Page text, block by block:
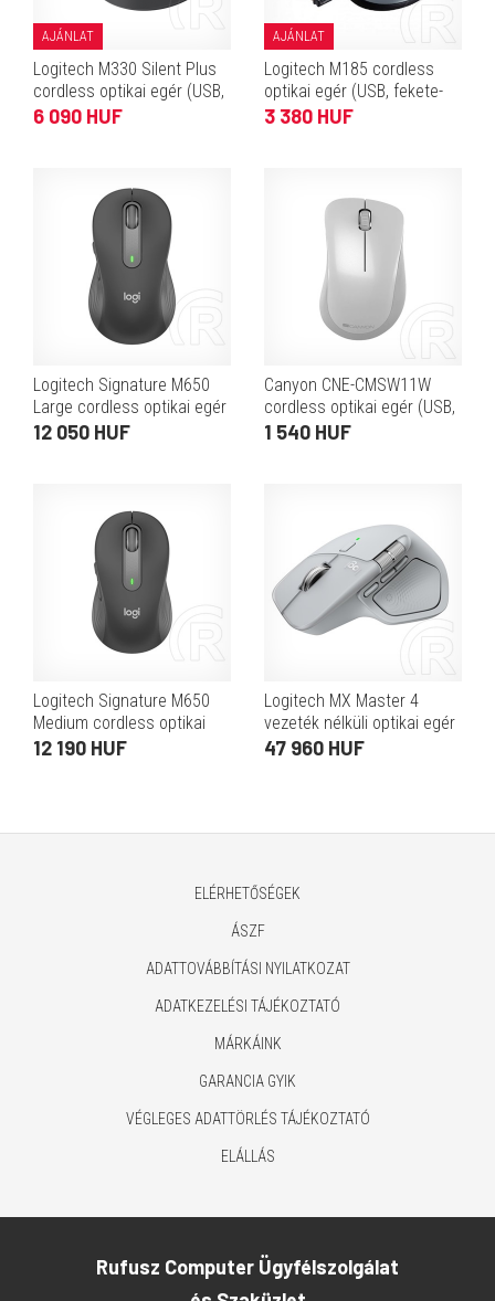
AJÁNLAT
Logitech M330 Silent Plus
cordless optikai egér (USB,
fekete)
6 090 HUF
AJÁNLAT
Logitech M185 cordless
optikai egér (USB, fekete-
szürke)
3 380 HUF
Logitech Signature M650
Large cordless optikai egér
(USB/Bluetooth, grafit)
12 050 HUF
Canyon CNE-CMSW11W
cordless optikai egér (USB,
fehér)
1 540 HUF
Logitech Signature M650
Medium cordless optikai
egér (USB/Bluetooth, grafit)
12 190 HUF
Logitech MX Master 4
vezeték nélküli optikai egér
(halványszürke, USB-vevő,
47 960 HUF
ELÉRHETŐSÉGEK
ÁSZF
ADATTOVÁBBÍTÁSI NYILATKOZAT
ADATKEZELÉSI TÁJÉKOZTATÓ
MÁRKÁINK
GARANCIA GYIK
VÉGLEGES ADATTÖRLÉS TÁJÉKOZTATÓ
ELÁLLÁS
Rufusz Computer Ügyfélszolgálat